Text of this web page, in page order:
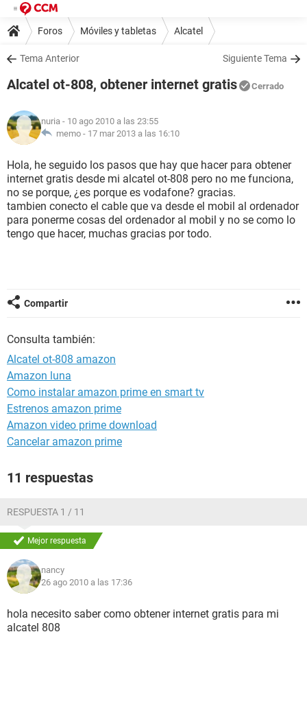
Foros Móviles y tabletas Alcatel
Tema Anterior Siguiente Tema
Alcatel ot-808, obtener internet gratis Cerrado
nuria - 10 ago 2010 a las 23:55
memo - 17 mar 2013 a las 16:10
Hola, he seguido los pasos que hay que hacer para obtener
internet gratis desde mi alcatel ot-808 pero no me funciona,
no se porque, ¿es porque es vodafone? gracias.
tambien conecto el cable que va desde el mobil al ordenador
para ponerme cosas del ordenador al mobil y no se como lo
tengo que hacer, muchas gracias por todo.
Compartir
Consulta también:
Alcatel ot-808 amazon
Amazon luna
Como instalar amazon prime en smart tv
Estrenos amazon prime
Amazon video prime download
Cancelar amazon prime
11 respuestas
RESPUESTA 1 / 11
Mejor respuesta
nancy
26 ago 2010 a las 17:36
hola necesito saber como obtener internet gratis para mi
alcatel 808